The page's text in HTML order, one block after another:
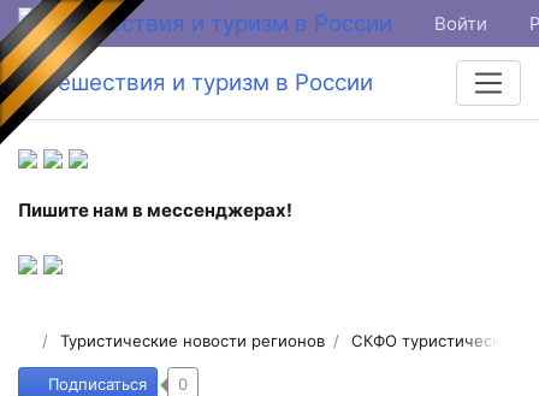
Войти
Путешествия и туризм в России
Пишите нам в мессенджерах!
Туристические новости регионов СКФО туристические
Подписаться 0